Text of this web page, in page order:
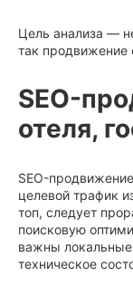
Цель анализа —
так продвижение
SEO-
отеля,
SEO-
целевой трафик
топ, следует
поисковую
важны локальные
техническое